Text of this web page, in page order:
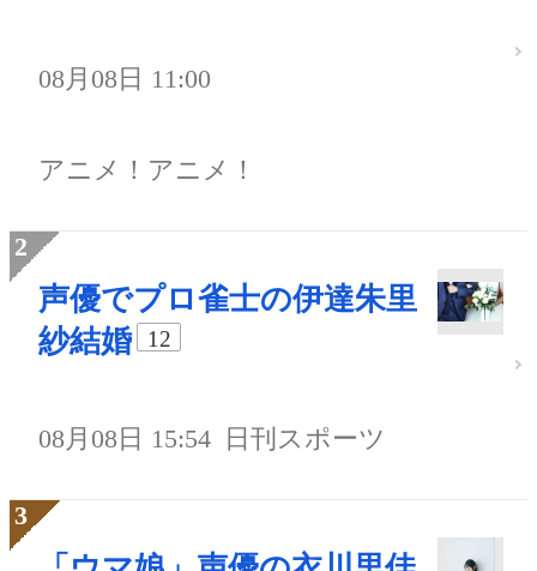
08月08日 11:00
アニメ！アニメ！
声優でプロ雀士の伊達朱里
紗結婚
12
08月08日 15:54 日刊スポーツ